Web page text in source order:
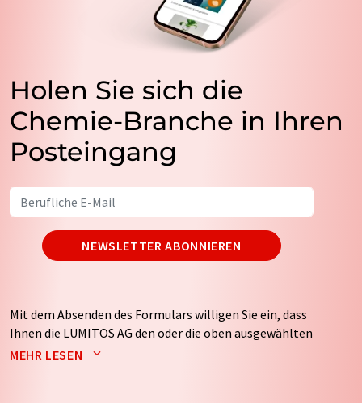
Holen Sie sich die
Chemie-Branche in Ihren
Posteingang
NEWSLETTER ABONNIEREN
Mit dem Absenden des Formulars willigen Sie ein, dass
Ihnen die LUMITOS AG den oder die oben ausgewählten
Newsletter per E-Mail zusendet. Ihre Daten werden
MEHR LESEN